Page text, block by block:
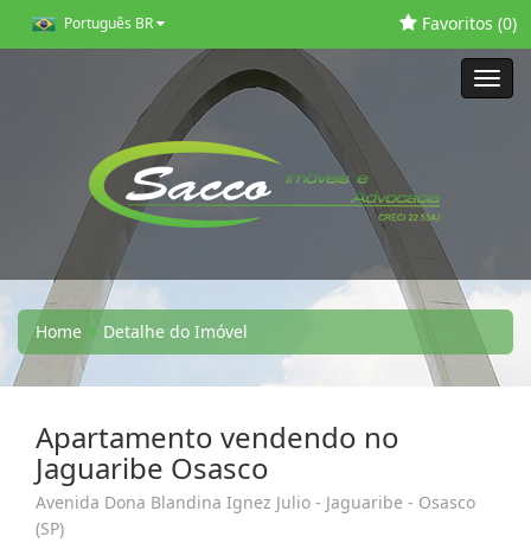
Português BR Favoritos (0)
Home Detalhe do Imóvel
Apartamento vendendo no
Jaguaribe Osasco
Avenida Dona Blandina Ignez Julio - Jaguaribe - Osasco
(SP)